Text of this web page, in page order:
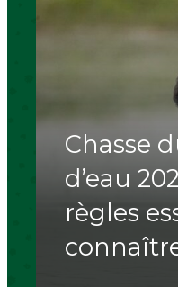
Chasse
d’eau
règles